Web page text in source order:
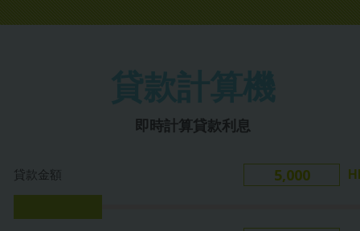
貸款計算機
即時計算貸款利息
貸款金額